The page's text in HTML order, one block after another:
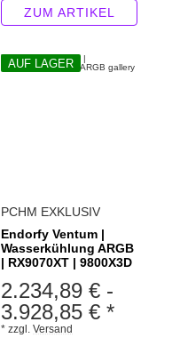
ZUM ARTIKEL
AUF LAGER
PCHM EXKLUSIV
Endorfy Ventum |
Wasserkühlung ARGB
| RX9070XT | 9800X3D
2.234,89 € -
3.928,85 € *
* zzgl. Versand